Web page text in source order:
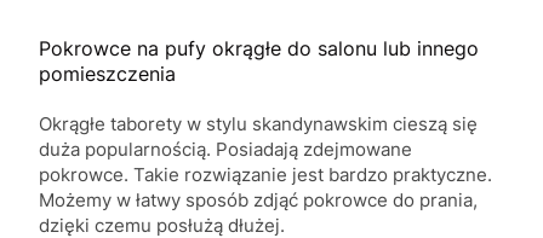
Pokrowce na pufy okrągłe do salonu lub innego
pomieszczenia
Okrągłe taborety w stylu skandynawskim cieszą się
duża popularnością. Posiadają zdejmowane
pokrowce. Takie rozwiązanie jest bardzo praktyczne.
Możemy w łatwy sposób zdjąć pokrowce do prania,
dzięki czemu posłużą dłużej.